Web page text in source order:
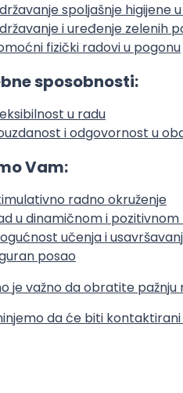
spoljašnje higijene
i uređenje zelenih
fizički radovi u pogonu
sposobnosti:
u radu
i odgovornost u
Vam:
radno okruženje
u dinamičnom i
učenja i
posao
je važno da obratite
da će biti kontaktirani